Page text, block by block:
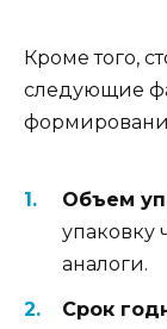
Кроме того,
следующие
Объем
упаковку
аналоги.
Срок